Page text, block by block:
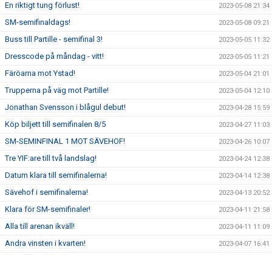
En riktigt tung förlust! 2023-05-08 21:34
SM-semifinaldags! 2023-05-08 09:21
Buss till Partille - semifinal 3! 2023-05-05 11:32
Dresscode på måndag - vitt! 2023-05-05 11:21
Färöarna mot Ystad! 2023-05-04 21:01
Trupperna på väg mot Partille! 2023-05-04 12:10
Jonathan Svensson i blågul debut! 2023-04-28 15:59
Köp biljett till semifinalen 8/5 2023-04-27 11:03
SM-SEMINFINAL 1 MOT SÄVEHOF! 2023-04-26 10:07
Tre YIF:are till två landslag! 2023-04-24 12:38
Datum klara till semifinalerna! 2023-04-14 12:38
Sävehof i semifinalerna! 2023-04-13 20:52
Klara för SM-semifinaler! 2023-04-11 21:58
Alla till arenan ikväll! 2023-04-11 11:09
Andra vinsten i kvarten! 2023-04-07 16:41